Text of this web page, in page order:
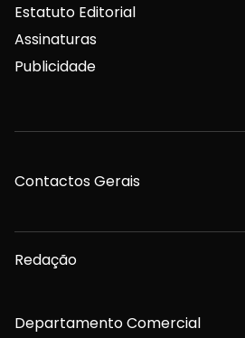
Estatuto Editorial
Assinaturas
Publicidade
Contactos Gerais
Redação
Departamento Comercial